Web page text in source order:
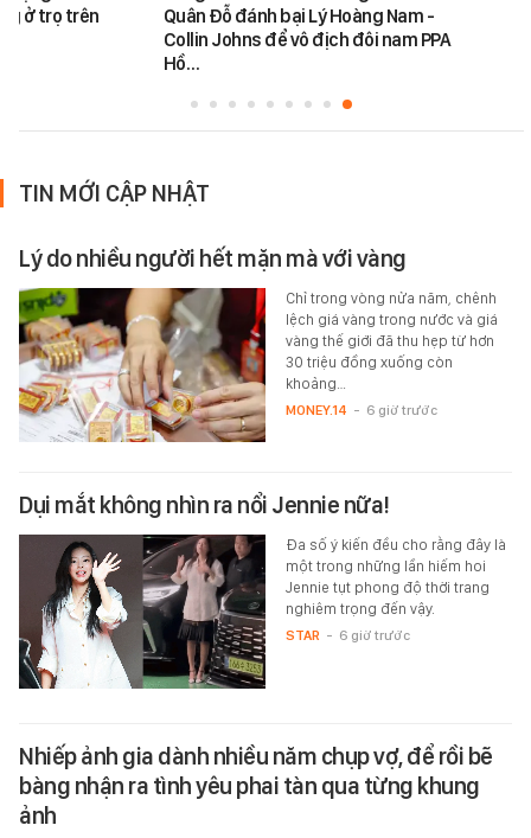
ở trọ trên
Quân Đỗ đánh bại Lý Hoàng Nam -
Collin Johns để vô địch đôi nam PPA
Hồ…
TIN MỚI CẬP NHẬT
Lý do nhiều người hết mặn mà với vàng
Chỉ trong vòng nửa năm, chênh
lệch giá vàng trong nước và giá
vàng thế giới đã thu hẹp từ hơn
30 triệu đồng xuống còn
khoảng…
MONEY.14 - 6 giờ trước
Dụi mắt không nhìn ra nổi Jennie nữa!
Đa số ý kiến đều cho rằng đây là
một trong những lần hiếm hoi
Jennie tụt phong độ thời trang
nghiêm trọng đến vậy.
STAR - 6 giờ trước
Nhiếp ảnh gia dành nhiều năm chụp vợ, để rồi bẽ
bàng nhận ra tình yêu phai tàn qua từng khung
ảnh